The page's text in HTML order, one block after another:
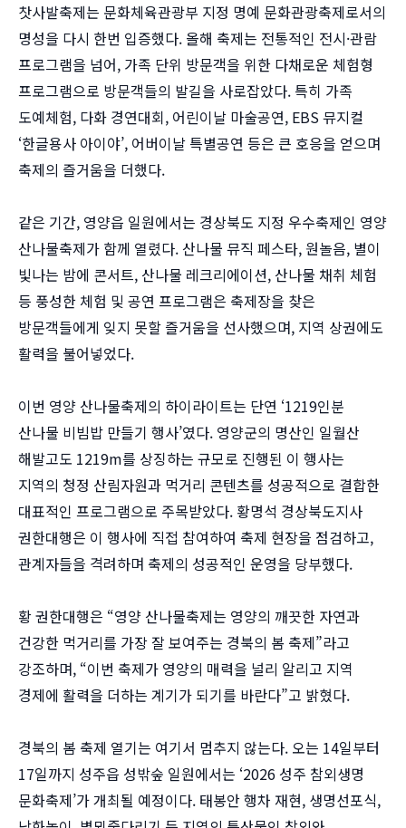
찻사발축제는 문화체육관광부 지정 명예 문화관광축제로서의
명성을 다시 한번 입증했다. 올해 축제는 전통적인 전시·관람
프로그램을 넘어, 가족 단위 방문객을 위한 다채로운 체험형
프로그램으로 방문객들의 발길을 사로잡았다. 특히 가족
도예체험, 다화 경연대회, 어린이날 마술공연, EBS 뮤지컬
‘한글용사 아이야’, 어버이날 특별공연 등은 큰 호응을 얻으며
축제의 즐거움을 더했다.
같은 기간, 영양읍 일원에서는 경상북도 지정 우수축제인 영양
산나물축제가 함께 열렸다. 산나물 뮤직 페스타, 원놀음, 별이
빛나는 밤에 콘서트, 산나물 레크리에이션, 산나물 채취 체험
등 풍성한 체험 및 공연 프로그램은 축제장을 찾은
방문객들에게 잊지 못할 즐거움을 선사했으며, 지역 상권에도
활력을 불어넣었다.
이번 영양 산나물축제의 하이라이트는 단연 ‘1219인분
산나물 비빔밥 만들기 행사’였다. 영양군의 명산인 일월산
해발고도 1219m를 상징하는 규모로 진행된 이 행사는
지역의 청정 산림자원과 먹거리 콘텐츠를 성공적으로 결합한
대표적인 프로그램으로 주목받았다. 황명석 경상북도지사
권한대행은 이 행사에 직접 참여하여 축제 현장을 점검하고,
관계자들을 격려하며 축제의 성공적인 운영을 당부했다.
황 권한대행은 “영양 산나물축제는 영양의 깨끗한 자연과
건강한 먹거리를 가장 잘 보여주는 경북의 봄 축제”라고
강조하며, “이번 축제가 영양의 매력을 널리 알리고 지역
경제에 활력을 더하는 계기가 되기를 바란다”고 밝혔다.
경북의 봄 축제 열기는 여기서 멈추지 않는다. 오는 14일부터
17일까지 성주읍 성밖숲 일원에서는 ‘2026 성주 참외생명
문화축제’가 개최될 예정이다. 태봉안 행차 재현, 생명선포식,